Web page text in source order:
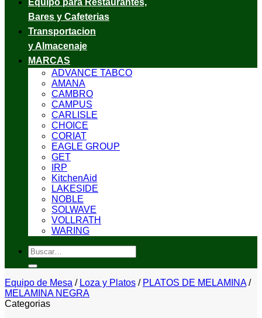
Equipo para Restaurantes,
Bares y Cafeterias
Transportacion
y Almacenaje
MARCAS
ADVANCE TABCO
AMANA
CAMBRO
CAMPUS
CARLISLE
CHOICE
CORIAT
EAGLE GROUP
GET
IRP
KitchenAid
LAKESIDE
NOBLE
SOLWAVE
VOLLRATH
WARING
Buscar
por:
Equipo de Mesa / Loza y Platos / PLATOS DE MELAMINA /
MELAMINA NEGRA
Categorias